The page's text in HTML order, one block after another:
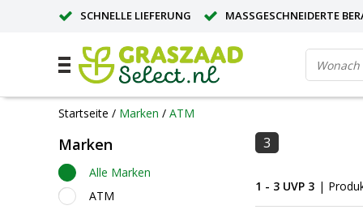
SCHNELLE LIEFERUNG MASSGESCHNEIDERTE
GROSSE MENGE? ANGEBOT ANFORDERN
Startseite / Marken / ATM
Marken
Alle Marken
ATM
3
1 - 3 UVP 3 |